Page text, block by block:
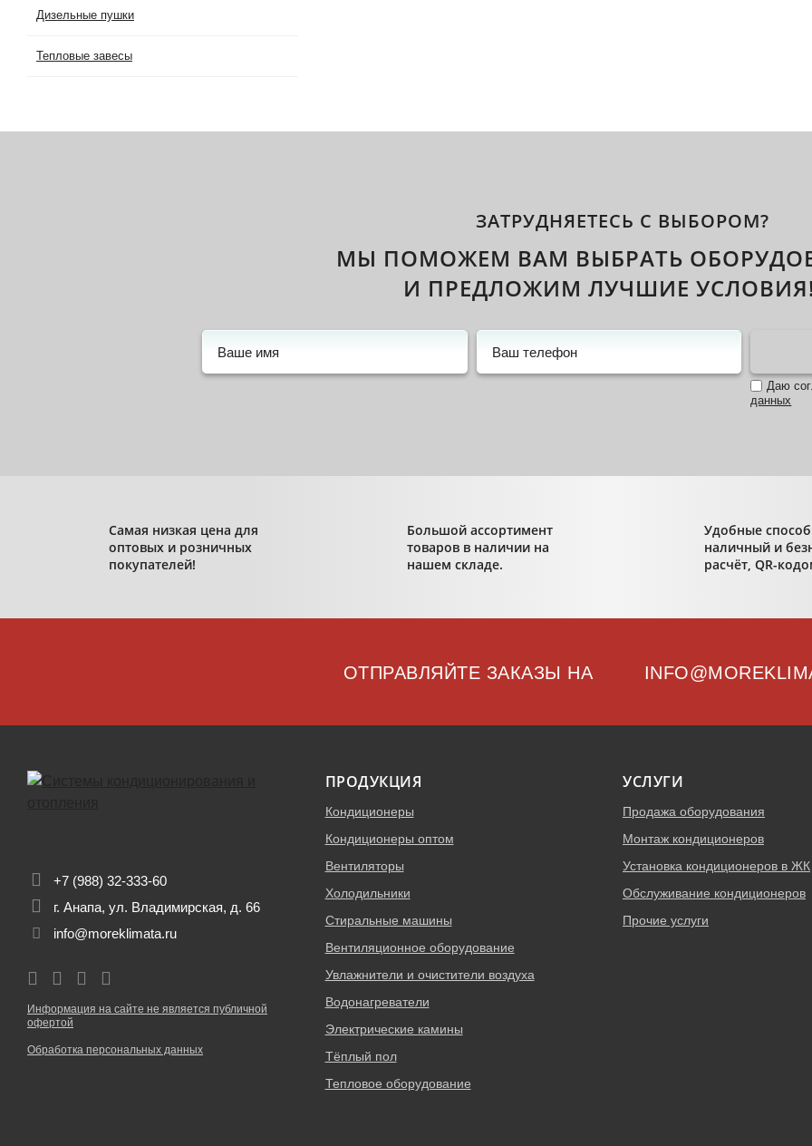
Дизельные пушки
Тепловые завесы
ЗАТРУДНЯЕТЕСЬ С ВЫБОРОМ?
МЫ ПОМОЖЕМ ВАМ ВЫБРАТЬ
И ПРЕДЛОЖИМ ЛУЧШИЕ УСЛОВИЯ!
Даю
данных
Самая низкая цена для
оптовых и розничных
покупателей!
Большой ассортимент
товаров в наличии на
нашем складе.
Удобные
наличный и
расчёт, QR-
ОТПРАВЛЯЙТЕ ЗАКАЗЫ НА
+7 (988) 32-333-60
г. Анапа, ул. Владимирская, д. 66
info@moreklimata.ru
Информация на сайте не является публичной
офертой
Обработка персональных данных
ПРОДУКЦИЯ
Кондиционеры
Кондиционеры оптом
Вентиляторы
Холодильники
Стиральные машины
Вентиляционное оборудование
Увлажнители и очистители воздуха
Водонагреватели
Электрические камины
Тёплый пол
Тепловое оборудование
УСЛУГИ
Продажа оборудования
Монтаж кондиционеров
Установка кондиционеров в ЖК
Обслуживание кондиционеров
Прочие услуги